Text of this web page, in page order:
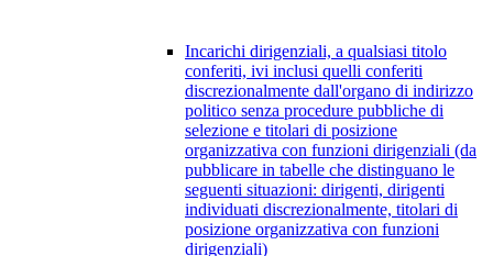
Incarichi dirigenziali, a qualsiasi titolo
conferiti, ivi inclusi quelli conferiti
discrezionalmente dall'organo di indirizzo
politico senza procedure pubbliche di
selezione e titolari di posizione
organizzativa con funzioni dirigenziali (da
pubblicare in tabelle che distinguano le
seguenti situazioni: dirigenti, dirigenti
individuati discrezionalmente, titolari di
posizione organizzativa con funzioni
dirigenziali)